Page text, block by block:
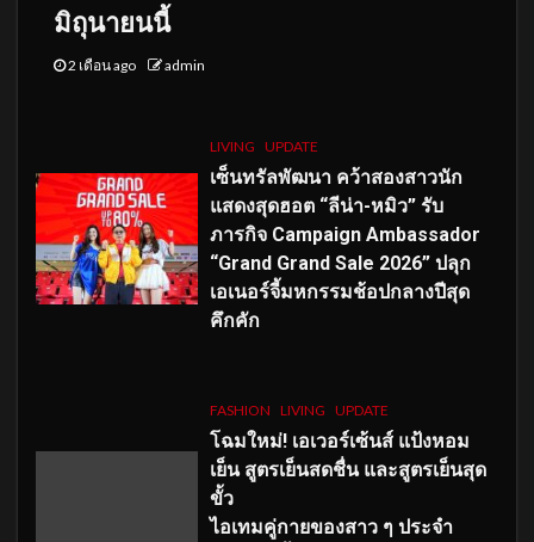
มิถุนายนนี้
2 เดือน ago admin
LIVING UPDATE
เซ็นทรัลพัฒนา คว้าสองสาวนัก
แสดงสุดฮอต “ลีน่า-หมิว” รับ
ภารกิจ Campaign Ambassador
“Grand Grand Sale 2026” ปลุก
เอเนอร์จี้มหกรรมช้อปกลางปีสุด
คึกคัก
FASHION LIVING UPDATE
โฉมใหม่! เอเวอร์เซ้นส์ แป้งหอม
เย็น สูตรเย็นสดชื่น และสูตรเย็นสุด
ขั้ว
ไอเทมคู่กายของสาว ๆ ประจำ